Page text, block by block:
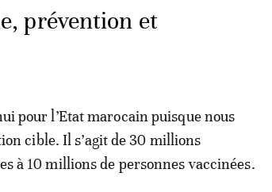
prévention et
pour l’Etat marocain puisque nous
cible. Il s’agit de 30 millions
à 10 millions de personnes vaccinées.